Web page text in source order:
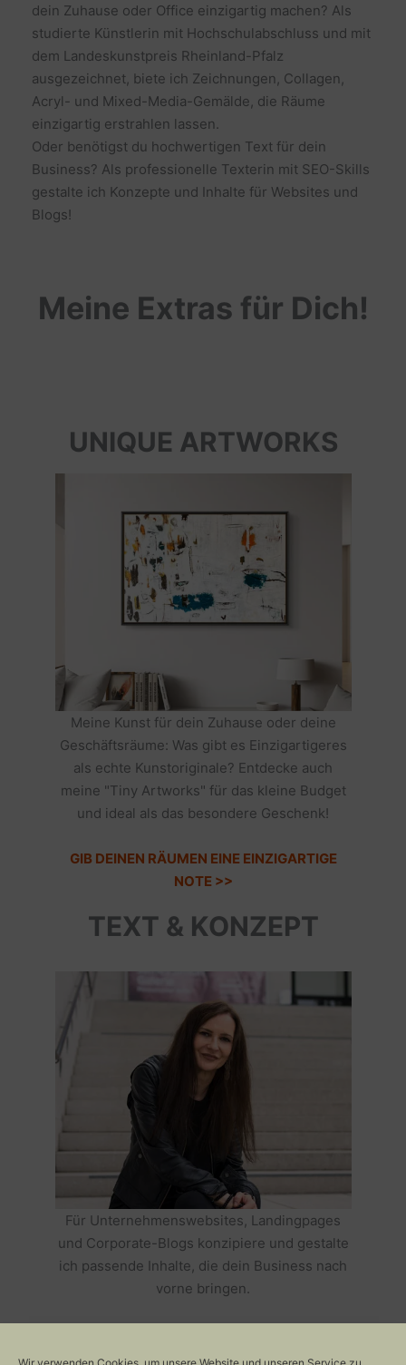
dein Zuhause oder Office einzigartig machen? Als
studierte Künstlerin mit Hochschulabschluss und mit
dem Landeskunstpreis Rheinland-Pfalz
ausgezeichnet, biete ich Zeichnungen, Collagen,
Acryl- und Mixed-Media-Gemälde, die Räume
einzigartig erstrahlen lassen.
Oder benötigst du hochwertigen Text für dein
Business? Als professionelle Texterin mit SEO-Skills
gestalte ich Konzepte und Inhalte für Websites und
Blogs!
Meine Extras für Dich!
UNIQUE ARTWORKS
Meine Kunst für dein Zuhause oder deine
Geschäftsräume: Was gibt es Einzigartigeres
als echte Kunstoriginale? Entdecke auch
meine "Tiny Artworks" für das kleine Budget
und ideal als das besondere Geschenk!
GIB DEINEN RÄUMEN EINE EINZIGARTIGE
NOTE >>
TEXT & KONZEPT
Für Unternehmenswebsites, Landingpages
und Corporate-Blogs konzipiere und gestalte
ich passende Inhalte, die dein Business nach
vorne bringen.
ERFOLGREICH MACHEN >>